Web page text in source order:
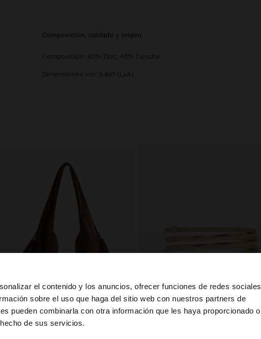
el contenido y los anuncios, ofrecer funciones de redes sociales
sobre el uso que haga del sitio web con nuestros partners de
pueden combinarla con otra información que les haya proporcionado o
de sus servicios.
×
¿Quieres ir a la web de United States?
composición, cuidado y origen
Composición: 60% Zinc, 40% Concha
Dimensiones cm: 5.6x1 (LxA)